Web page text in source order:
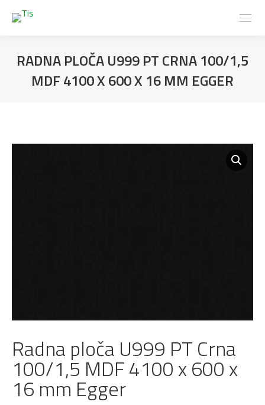
RADNA PLOČA U999 PT CRNA 100/1,5
MDF 4100 X 600 X 16 MM EGGER
Radna ploča U999 PT Crna
100/1,5 MDF 4100 x 600 x
16 mm Egger